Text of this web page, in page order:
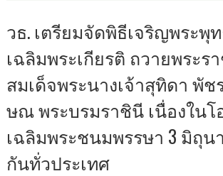
วธ. เตรียมจัดพิธีเจริญพระพุ
เฉลิมพระเกียรติ ถวายพระร
สมเด็จพระนางเจ้าสุทิดา พั
ษณ พระบรมราชินี เนื่องในโ
เฉลิมพระชนมพรรษา 3 มิถุน
กันทั่วประเทศ